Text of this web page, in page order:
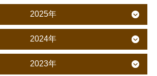
2025年
2024年
2023年